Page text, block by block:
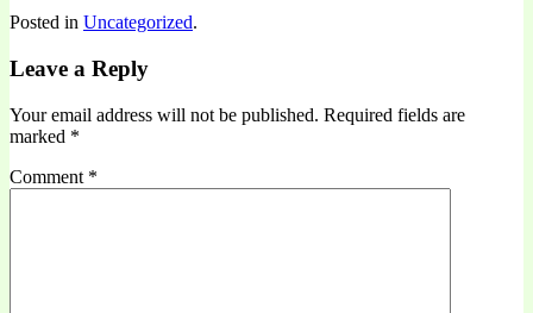
Posted in Uncategorized.
Leave a Reply
Your email address will not be published. Required fields are
marked *
Comment *